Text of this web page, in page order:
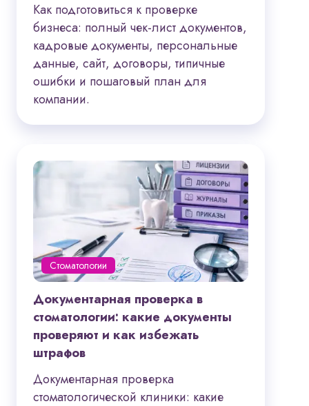
Как подготовиться к проверке
бизнеса: полный чек-лист документов,
кадровые документы, персональные
данные, сайт, договоры, типичные
ошибки и пошаговый план для
компании.
Стоматологии
Документарная проверка в
стоматологии: какие документы
проверяют и как избежать
штрафов
Документарная проверка
стоматологической клиники: какие